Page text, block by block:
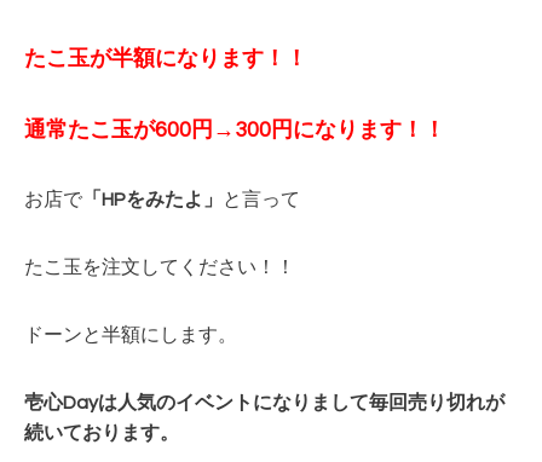
たこ玉が半額になります！！
通常たこ玉が600円→300円 になります！！
お店で 「HPをみたよ」 と言って
たこ玉を注文してください！！
ドーンと半額にします。
壱心Dayは人気のイベントになりまして毎回売り切れが
続いております。